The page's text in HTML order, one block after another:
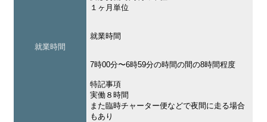
就業時間
１ヶ月単位
就業時間
7時00分〜6時59分の時間の間の8時間程度
特記事項
実働８時間
また臨時チャーター便などで夜間に走る場合
もあり